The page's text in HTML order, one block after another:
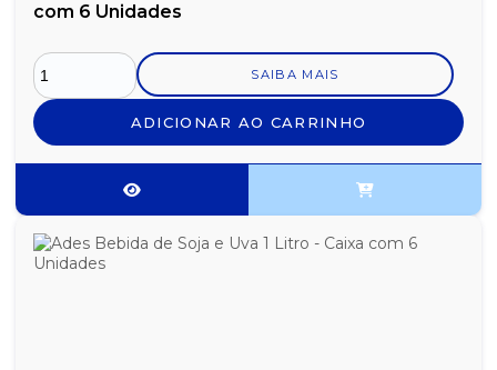
com 6 Unidades
SAIBA MAIS
ADICIONAR AO CARRINHO